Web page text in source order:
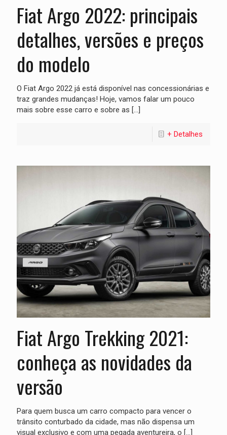
Fiat Argo 2022: principais
detalhes, versões e preços
do modelo
O Fiat Argo 2022 já está disponível nas concessionárias e
traz grandes mudanças! Hoje, vamos falar um pouco
mais sobre esse carro e sobre as […]
+ Detalhes
Fiat Argo Trekking 2021:
conheça as novidades da
versão
Para quem busca um carro compacto para vencer o
trânsito conturbado da cidade, mas não dispensa um
visual exclusivo e com uma pegada aventureira, o […]